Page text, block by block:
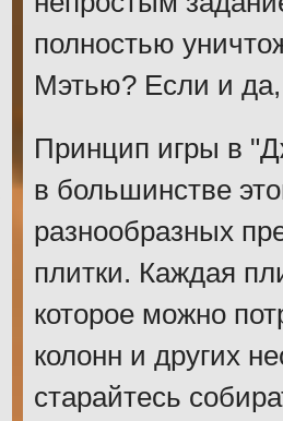
полностью
Мэтью? Если и
Принцип игры в
в большинстве
разнообразных
плитки. Каждая
которое можно
колонн и других
старайтесь